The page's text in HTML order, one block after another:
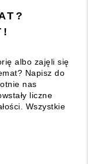
albo zajęli się
Napisz do
nas
liczne
Wszystkie